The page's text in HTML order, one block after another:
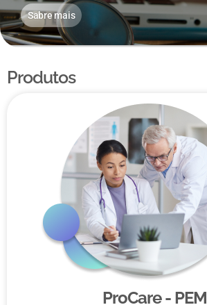
Sabre mais
Produtos
ProCare - PEM